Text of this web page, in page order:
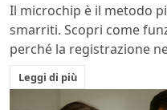
Il microchip è il metodo
smarriti. Scopri come
perché la registrazione
Leggi di più